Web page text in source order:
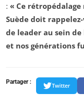
: « Ce
Suède doit
de leader au sein
et nos générations
Partager :
Twitter